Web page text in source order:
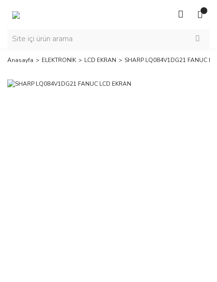
Anasayfa ELEKTRONİK LCD EKRAN SHARP LQ084V1DG21 FANUC